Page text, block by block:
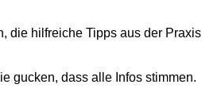
die hilfreiche Tipps aus der Praxis
gucken, dass alle Infos stimmen.